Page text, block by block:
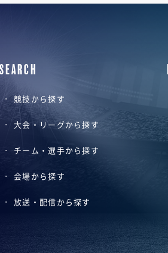
SEARCH
競技から探す
大会・リーグから探す
チーム・選手から探す
会場から探す
放送・配信から探す